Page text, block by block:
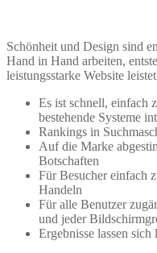
Schönheit und Design sind
Hand in Hand arbeiten,
leistungsstarke Website
Es ist schnell, einfach
bestehende Systeme
Rankings in
Auf die Marke
Botschaften
Für Besucher einfach
Handeln
Für alle Benutzer
und jeder
Ergebnisse lassen sich